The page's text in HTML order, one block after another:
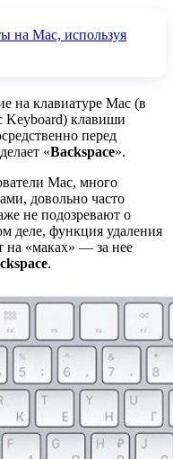
на Mac, используя
на клавиатуре Mac (в
Keyboard) клавиши
перед
«Backspace».
Mac, много
довольно часто
не подозревают о
деле, функция удаления
на «маках» — за нее
.